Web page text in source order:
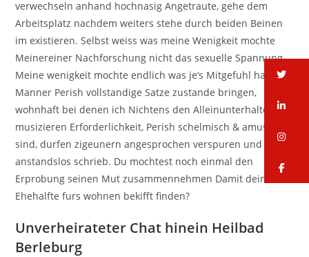
verwechseln anhand hochnasig Angetraute, gehe dem
Arbeitsplatz nachdem weiters stehe durch beiden Beinen
im existieren. Selbst weiss was meine Wenigkeit mochte
Meinereiner Nachforschung nicht das sexuelle Spannung.
Meine wenigkeit mochte endlich was je’s Mitgefuhl haben.
Manner Perish vollstandige Satze zustande bringen,
wohnhaft bei denen ich Nichtens den Alleinunterhalter
musizieren Erforderlichkeit, Perish schelmisch & amusant
sind, durfen zigeunern angesprochen verspuren und mich
anstandslos schrieb. Du mochtest noch einmal den
Erprobung seinen Mut zusammennehmen Damit deinen
Ehehalfte furs wohnen bekifft finden?
Unverheirateter Chat hinein Heilbad
Berleburg